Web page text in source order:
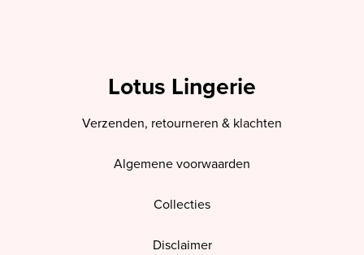
Lotus Lingerie
Verzenden, retourneren & klachten
Algemene voorwaarden
Collecties
Disclaimer